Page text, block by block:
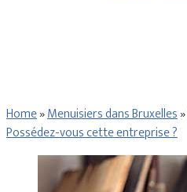
Home»Menuisiers dans Bruxelles»
Possédez-vous cette entreprise ?